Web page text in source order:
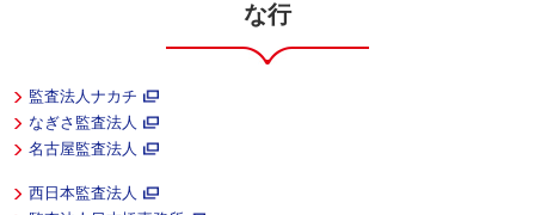
な行
監査法人ナカチ
なぎさ監査法人
名古屋監査法人
西日本監査法人